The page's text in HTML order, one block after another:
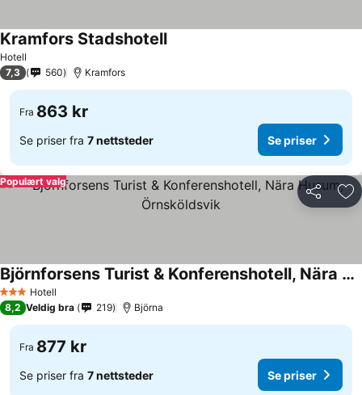
Hotell
Kramfors StadshotellSe priser
7,3 560 Kramfors
Fra 863 kr
Se priser fra 7 nettsteder Se priser
Del
Populært valg
3 StjernerHotell
Björnforsens Turist & Konferenshotell, Nära Husum, Örnsköldsvik
Se priser
8,2 Veldig bra 219 Björna
Fra 877 kr
Se priser fra 7 nettsteder Se priser